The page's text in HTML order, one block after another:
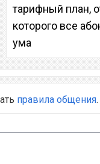
тарифный план,
которого все
ума
правила общения.